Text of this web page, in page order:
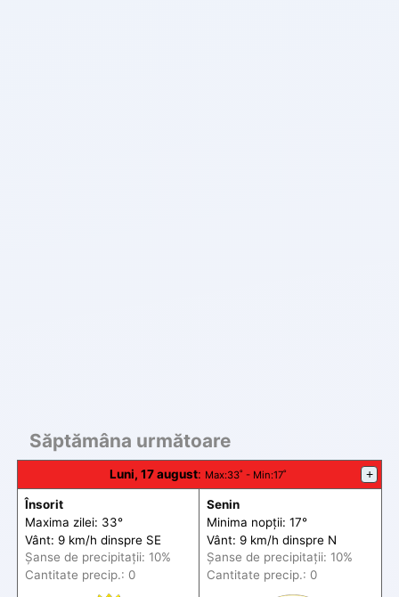
Săptămâna următoare
Luni, 17 august: Max:33˚ - Min:17˚ +
Însorit
Maxima zilei: 33°
Vânt: 9 km/h dinspre SE
Șanse de precipitații: 10%
Cantitate precip.: 0
Senin
Minima nopții: 17°
Vânt: 9 km/h dinspre N
Șanse de precipitații: 10%
Cantitate precip.: 0